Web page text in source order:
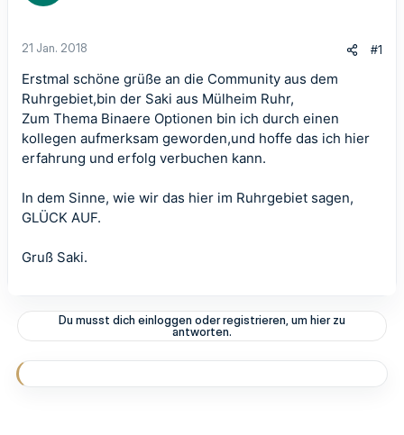
21 Jan. 2018 #1
Erstmal schöne grüße an die Community aus dem
Ruhrgebiet,bin der Saki aus Mülheim Ruhr,
Zum Thema Binaere Optionen bin ich durch einen
kollegen aufmerksam geworden,und hoffe das ich hier
erfahrung und erfolg verbuchen kann.
In dem Sinne, wie wir das hier im Ruhrgebiet sagen,
GLÜCK AUF.
Gruß Saki.
Du musst dich einloggen oder registrieren, um hier zu
antworten.